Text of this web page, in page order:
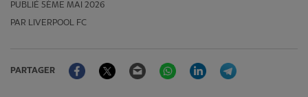
PUBLIÉ 5ÈME MAI 2026
PAR LIVERPOOL FC
PARTAGER
FacebookTwitter Email WhatsAppLinkedIn